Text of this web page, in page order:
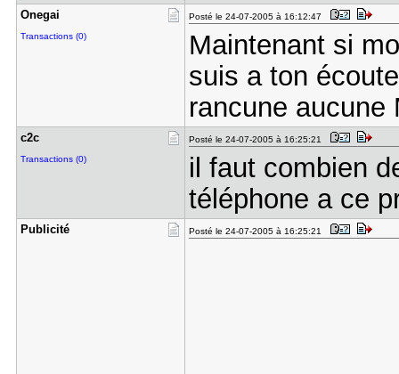
Onegai
Transactions (0)
Posté le 24-07-2005 à 16:12:47
Maintenant si
suis a ton
rancune aucune
c2c
Transactions (0)
Posté le 24-07-2005 à 16:25:21
il faut combien
téléphone a ce
Publicité Posté le 24-07-2005 à 16:25:21